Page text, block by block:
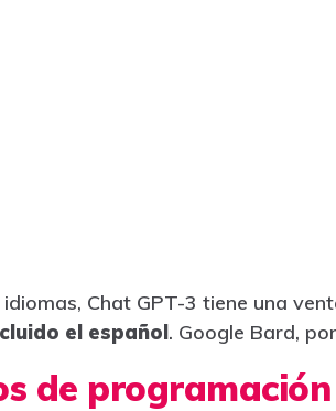
idiomas, Chat GPT-3 tiene una
el español. Google Bard,
de programación